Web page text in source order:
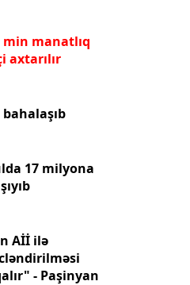
min manatlıq
axtarılır
17 milyona
Aİİ ilə
- Paşinyan